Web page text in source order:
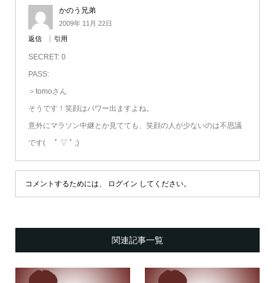
かのう兄弟
2009年 11月 22日
返信 引用
SECRET: 0
PASS:
＞tomoさん
そうです！笑顔はパワー出ますよね。
意外にマラソン中継とか見てても、笑顔の人が少ないのは不思議
です( ﾟ ▽ ﾟ ;)
コメントするためには、 ログイン してください。
関連記事一覧